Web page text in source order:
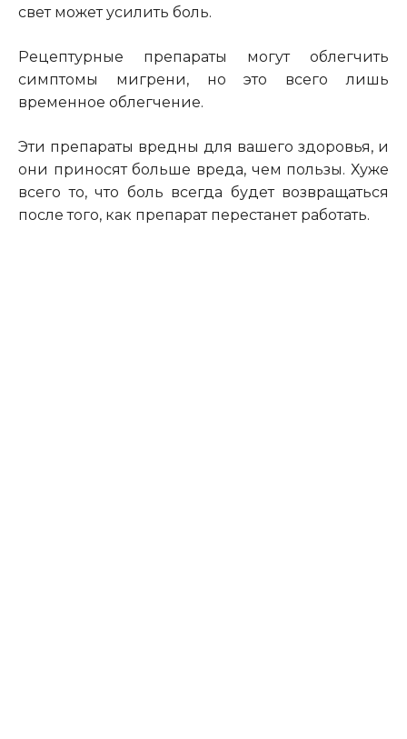
свет может усилить боль.
Рецептурные препараты могут облегчить
симптомы мигрени, но это всего лишь
временное облегчение.
Эти препараты вредны для вашего здоровья, и
они приносят больше вреда, чем пользы. Хуже
всего то, что боль всегда будет возвращаться
после того, как препарат перестанет работать.